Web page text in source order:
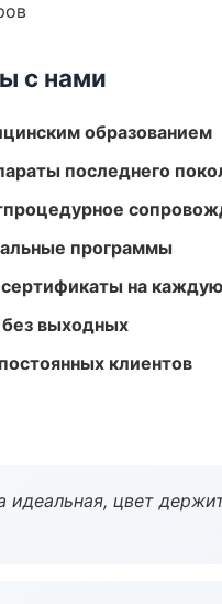
с нами
образованием
последнего
программы
на
выходных
клиентов
цвет